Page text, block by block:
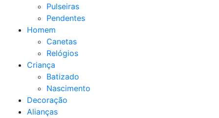
Pulseiras
Pendentes
Homem
Canetas
Relógios
Criança
Batizado
Nascimento
Decoração
Alianças